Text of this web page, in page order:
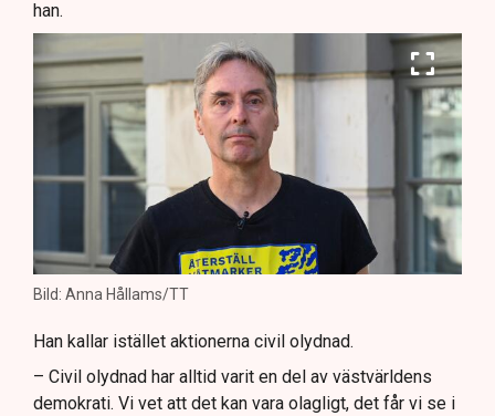
han.
Bild: Anna Hållams/TT
Han kallar istället aktionerna civil olydnad.
– Civil olydnad har alltid varit en del av västvärldens
demokrati. Vi vet att det kan vara olagligt, det får vi se i